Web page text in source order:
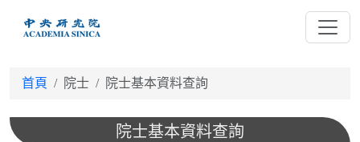
首頁 院士 院士基本資料查詢
院士基本資料查詢